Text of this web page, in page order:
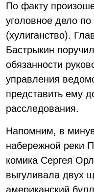
По факту
уголовное дело
(хулиганство).
Бастрыкин
обязанности
управления
представить ему
расследования.
Напомним, в
набережной реки
комика Сергея
выгуливала двух
американский